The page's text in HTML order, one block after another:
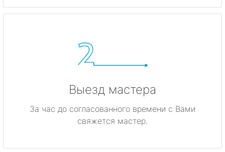
Выезд мастера
За час до согласованного времени с Вами
свяжется мастер.